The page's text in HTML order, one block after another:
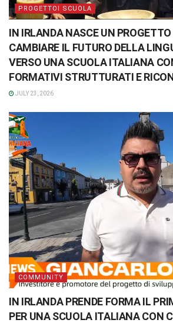
PROGETTOI SCUOLA
IN IRLANDA NASCE UN
CAMBIARE IL FUTURO DELLA
VERSO UNA SCUOLA ITALIANA
FORMATIVI STRUTTURATI E
JULY 23, 2026
COMMUNITY
IN IRLANDA PRENDE FORMA IL
PER UNA SCUOLA ITALIANA CON